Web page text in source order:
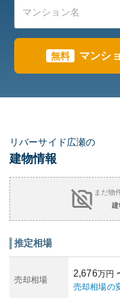
無料 マンシ
リバーサイド広瀬の
建物情報
まだ物
推定相場
売却相場
2,676万円
売却相場の